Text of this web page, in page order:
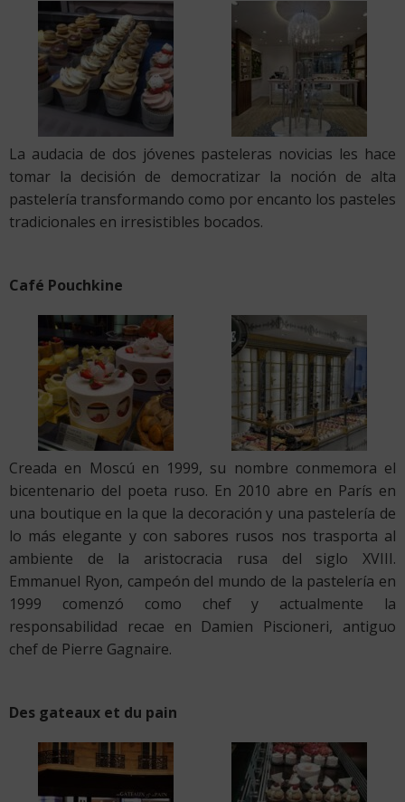
La audacia de dos jóvenes pasteleras novicias les hace
tomar la decisión de democratizar la noción de alta
pastelería transformando como por encanto los pasteles
tradicionales en irresistibles bocados.
Café Pouchkine
Creada en Moscú en 1999, su nombre conmemora el
bicentenario del poeta ruso. En 2010 abre en París en
una boutique en la que la decoración y una pastelería de
lo más elegante y con sabores rusos nos trasporta al
ambiente de la aristocracia rusa del siglo XVIII.
Emmanuel Ryon, campeón del mundo de la pastelería en
1999 comenzó como chef y actualmente la
responsabilidad recae en Damien Piscioneri, antiguo
chef de Pierre Gagnaire.
Des gateaux et du pain